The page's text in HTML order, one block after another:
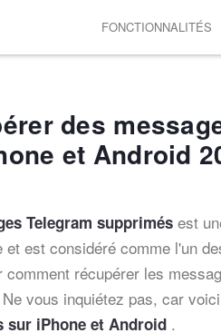
FONCTIONNALITÉS
des
et Android
Telegram supprimés est
est considéré comme l'un
récupérer les
vous inquiétez pas, car
sur iPhone et Android .